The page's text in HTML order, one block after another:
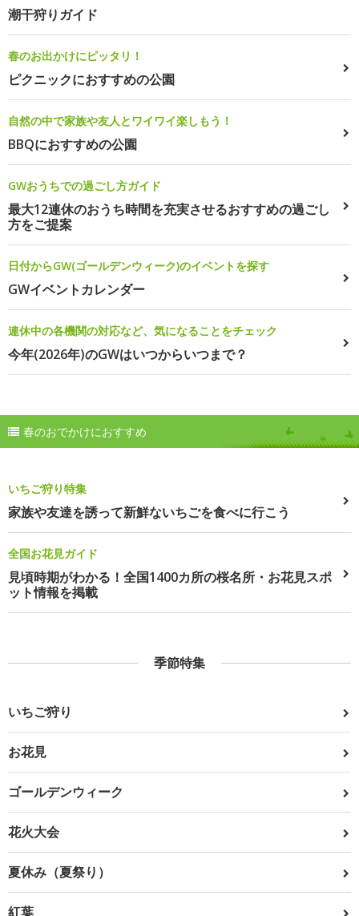
潮干狩りガイド
春のお出かけにピッタリ！
ピクニックにおすすめの公園
自然の中で家族や友人とワイワイ楽しもう！
BBQにおすすめの公園
GWおうちでの過ごし方ガイド
最大12連休のおうち時間を充実させるおすすめの過ごし
方をご提案
日付からGW(ゴールデンウィーク)のイベントを探す
GWイベントカレンダー
連休中の各機関の対応など、気になることをチェック
今年(2026年)のGWはいつからいつまで？
春のおでかけにおすすめ
いちご狩り特集
家族や友達を誘って新鮮ないちごを食べに行こう
全国お花見ガイド
見頃時期がわかる！全国1400カ所の桜名所・お花見スポ
ット情報を掲載
季節特集
いちご狩り
お花見
ゴールデンウィーク
花火大会
夏休み（夏祭り）
紅葉